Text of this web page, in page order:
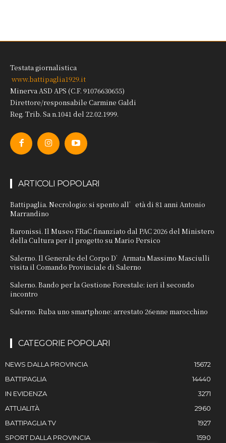
Testata giornalistica
www.battipaglia1929.it
Minerva ASD APS (C.F. 91076630655)
Direttore/responsabile Carmine Galdi
Reg. Trib. Sa n.1041 del 22.02.1999.
ARTICOLI POPOLARI
Battipaglia. Necrologio: si spento all’età di 81 anni Antonio
Marrandino
Baronissi. Il Museo FRaC finanziato dal PAC 2026 del Ministero
della Cultura per il progetto su Mario Persico
Salerno. Il Generale del Corpo D’Armata Massimo Masciulli
visita il Comando Provinciale di Salerno
Salerno. Bando per la Gestione Forestale: ieri il secondo
incontro
Salerno. Ruba uno smartphone: arrestato 26enne marocchino
CATEGORIE POPOLARI
NEWS DALLA PROVINCIA
15672
BATTIPAGLIA
14440
IN EVIDENZA
3271
ATTUALITÀ
2960
BATTIPAGLIA TV
1927
SPORT DALLA PROVINCIA
1590